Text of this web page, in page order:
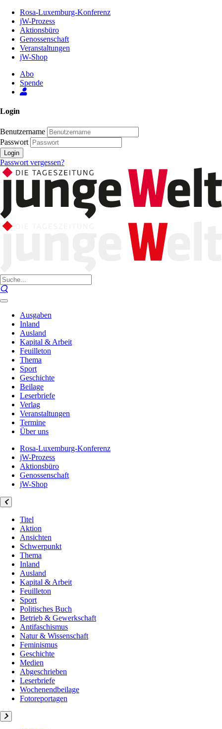
Inhalt
Seite
Rosa-Luxemburg-Konferenz
jW-Prozess
Aktionsbüro
Genossenschaft
Veranstaltungen
jW-Shop
Abo
Spende
Login
Benutzername
Passwort
Login
Passwort vergessen?
Ausgaben
Inland
Ausland
Kapital & Arbeit
Feuilleton
Thema
Sport
Geschichte
Beilage
Leserbriefe
Verlag
Veranstaltungen
Termine
Über uns
Rosa-Luxemburg-Konferenz
jW-Prozess
Aktionsbüro
Genossenschaft
jW-Shop
Titel
Aktion
Ansichten
Schwerpunkt
Thema
Inland
Ausland
Kapital & Arbeit
Feuilleton
Sport
Politisches Buch
Betrieb & Gewerkschaft
Antifaschismus
Natur & Wissenschaft
Feminismus
Geschichte
Medien
Abgeschrieben
Leserbriefe
Wochenendbeilage
Fotoreportagen